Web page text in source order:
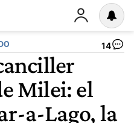
14
Milei: el
a-Lago, la